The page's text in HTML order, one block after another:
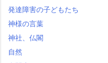
発達障害の子どもたち
神様の言葉
神社、仏閣
自然